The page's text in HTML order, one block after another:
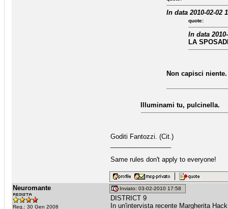
In data 2010-02-02
quote:
In data
LA
Non capisci niente.
Illuminami tu, pulcinella.
Goditi Fantozzi. (Cit.)
Same rules don't apply to everyone!
Neuromante
Reg.: 30 Gen 2008
Inviato: 03-02-2010 17:58
DISTRICT 9
In un'intervista recente Margherita